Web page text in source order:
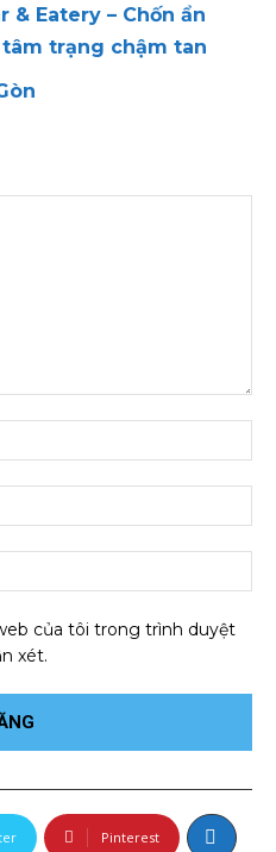
& Eatery – Chốn ẩn
trạng chậm tan
của tôi trong trình duyệt
xét.
Pinterest